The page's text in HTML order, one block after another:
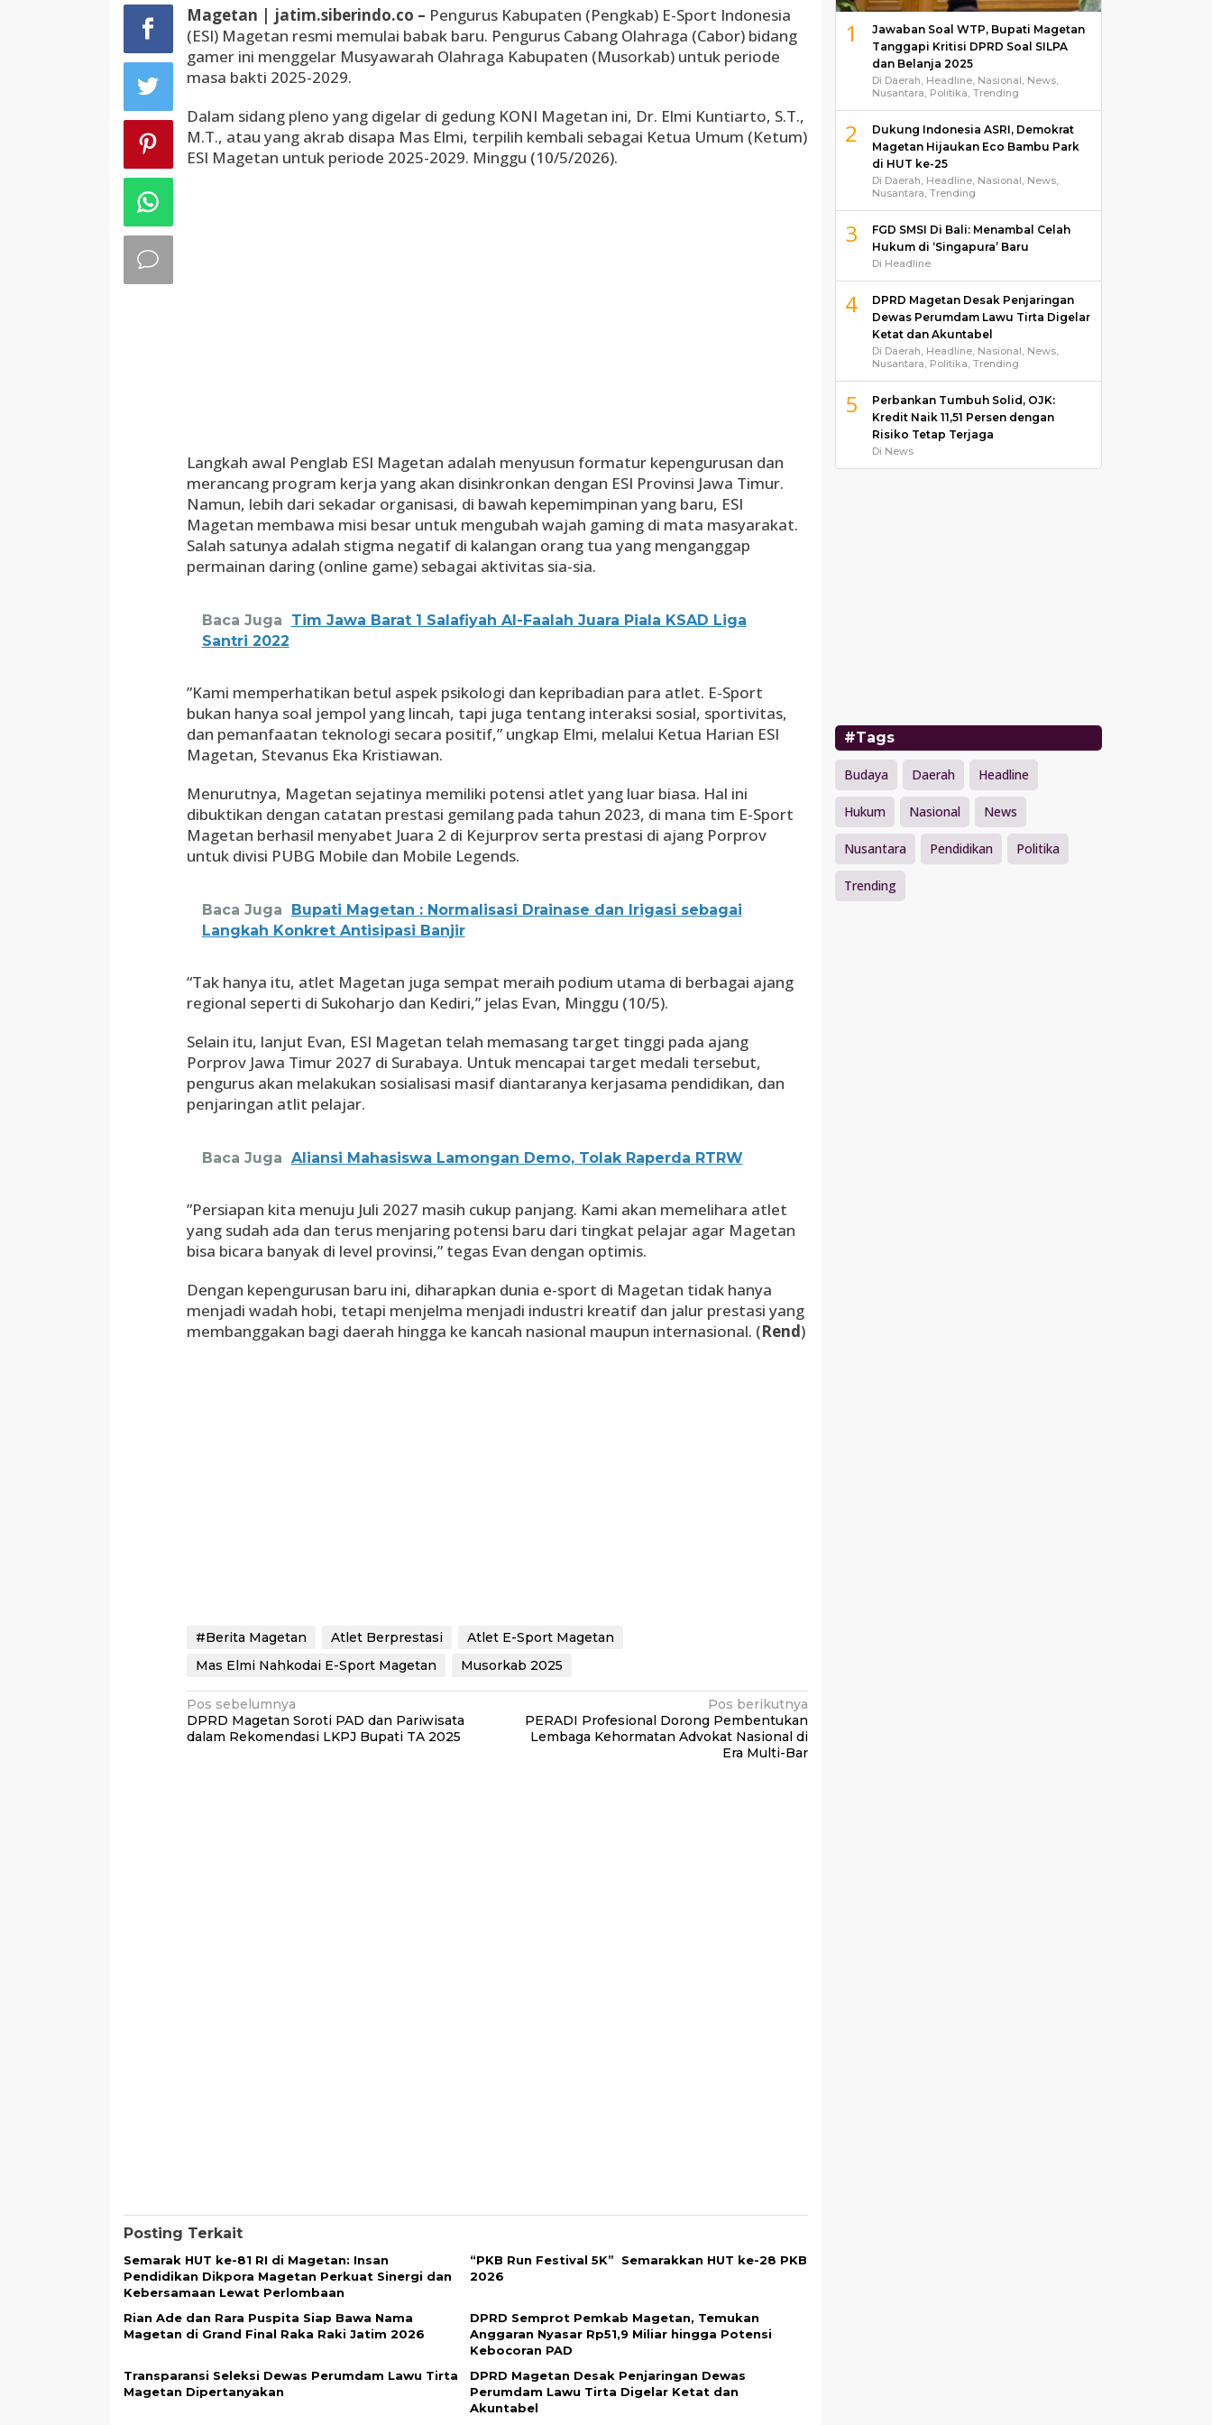
Magetan | jatim.siberindo.co – Pengurus Kabupaten (Pengkab) E-Sport Indonesia
(ESI) Magetan resmi memulai babak baru. Pengurus Cabang Olahraga (Cabor) bidang
gamer ini menggelar Musyawarah Olahraga Kabupaten (Musorkab) untuk periode
masa bakti 2025-2029.
Dalam sidang pleno yang digelar di gedung KONI Magetan ini, Dr. Elmi Kuntiarto, S.T.,
M.T., atau yang akrab disapa Mas Elmi, terpilih kembali sebagai Ketua Umum (Ketum)
ESI Magetan untuk periode 2025-2029. Minggu (10/5/2026).
​Langkah awal Penglab ESI Magetan adalah menyusun formatur kepengurusan dan
merancang program kerja yang akan disinkronkan dengan ESI Provinsi Jawa Timur.
Namun, lebih dari sekadar organisasi, di bawah kepemimpinan yang baru, ESI
Magetan membawa misi besar untuk mengubah wajah gaming di mata masyarakat. ​
Salah satunya adalah stigma negatif di kalangan orang tua yang menganggap
permainan daring (online game) sebagai aktivitas sia-sia.
Baca Juga
Tim Jawa Barat 1 Salafiyah Al-Faalah Juara Piala KSAD Liga
Santri 2022
​”Kami memperhatikan betul aspek psikologi dan kepribadian para atlet. E-Sport
bukan hanya soal jempol yang lincah, tapi juga tentang interaksi sosial, sportivitas,
dan pemanfaatan teknologi secara positif,” ungkap Elmi, melalui Ketua Harian ESI
Magetan, Stevanus Eka Kristiawan.
​Menurutnya, Magetan sejatinya memiliki potensi atlet yang luar biasa. Hal ini
dibuktikan dengan catatan prestasi gemilang pada tahun 2023, di mana tim E-Sport
Magetan berhasil menyabet Juara 2 di Kejurprov serta prestasi di ajang Porprov
untuk divisi PUBG Mobile dan Mobile Legends.
Baca Juga
Bupati Magetan : Normalisasi Drainase dan Irigasi sebagai
Langkah Konkret Antisipasi Banjir
“Tak hanya itu, atlet Magetan juga sempat meraih podium utama di berbagai ajang
regional seperti di Sukoharjo dan Kediri,” jelas Evan, Minggu (10/5).
Selain itu, lanjut Evan, ESI Magetan telah memasang target tinggi pada ajang
Porprov Jawa Timur 2027 di Surabaya. Untuk mencapai target medali tersebut,
pengurus akan melakukan sosialisasi masif diantaranya kerjasama pendidikan, dan
penjaringan atlit pelajar.
Baca Juga Aliansi Mahasiswa Lamongan Demo, Tolak Raperda RTRW
​”Persiapan kita menuju Juli 2027 masih cukup panjang. Kami akan memelihara atlet
yang sudah ada dan terus menjaring potensi baru dari tingkat pelajar agar Magetan
bisa bicara banyak di level provinsi,” tegas Evan dengan optimis.
​Dengan kepengurusan baru ini, diharapkan dunia e-sport di Magetan tidak hanya
menjadi wadah hobi, tetapi menjelma menjadi industri kreatif dan jalur prestasi yang
membanggakan bagi daerah hingga ke kancah nasional maupun internasional. (Rend)
#Berita Magetan Atlet Berprestasi
Atlet E-Sport Magetan
Mas Elmi Nahkodai E-Sport Magetan
Musorkab 2025
Navigasi
pos
Pos sebelumnya
DPRD Magetan Soroti PAD dan Pariwisata
dalam Rekomendasi LKPJ Bupati TA 2025
Pos berikutnya
PERADI Profesional Dorong Pembentukan
Lembaga Kehormatan Advokat Nasional di
Era Multi-Bar
Posting Terkait
Semarak HUT ke-81 RI di Magetan: Insan
Pendidikan Dikpora Magetan Perkuat Sinergi dan
Kebersamaan Lewat Perlombaan
“PKB Run Festival 5K” Semarakkan HUT ke-28 PKB
2026 ​
Rian Ade dan Rara Puspita Siap Bawa Nama
Magetan di Grand Final Raka Raki Jatim 2026
DPRD Semprot Pemkab Magetan, Temukan
Anggaran Nyasar Rp51,9 Miliar hingga Potensi
Kebocoran PAD
Transparansi Seleksi Dewas Perumdam Lawu Tirta
Magetan Dipertanyakan
DPRD Magetan Desak Penjaringan Dewas
Perumdam Lawu Tirta Digelar Ketat dan
Akuntabel
1
Jawaban Soal WTP, Bupati Magetan
Tanggapi Kritisi DPRD Soal SILPA
dan Belanja 2025
Di Daerah, Headline, Nasional, News,
Nusantara, Politika, Trending
2
Dukung Indonesia ASRI, Demokrat
Magetan Hijaukan Eco Bambu Park
di HUT ke-25
Di Daerah, Headline, Nasional, News,
Nusantara, Trending
3
FGD SMSI Di Bali: Menambal Celah
Hukum di ‘Singapura’ Baru
Di Headline
4
DPRD Magetan Desak Penjaringan
Dewas Perumdam Lawu Tirta Digelar
Ketat dan Akuntabel
Di Daerah, Headline, Nasional, News,
Nusantara, Politika, Trending
5
Perbankan Tumbuh Solid, OJK:
Kredit Naik 11,51 Persen dengan
Risiko Tetap Terjaga
Di News
#Tags
Budaya Daerah Headline
Hukum Nasional News
Nusantara Pendidikan Politika
Trending